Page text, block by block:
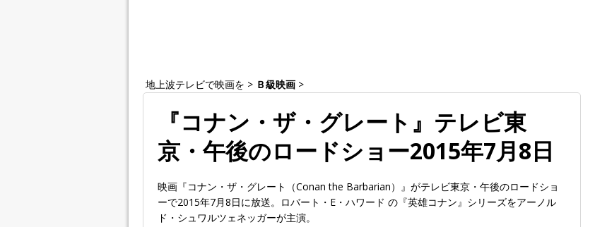
地上波テレビで映画を > Ｂ級映画 >
『コナン・ザ・グレート』テレビ東
京・午後のロードショー2015年7月8日
映画『コナン・ザ・グレート（Conan the Barbarian）』がテレビ東京・午後のロードショ
ーで2015年7月8日に放送。ロバート・E・ハワード の『英雄コナン』シリーズをアーノル
ド・シュワルツェネッガーが主演。